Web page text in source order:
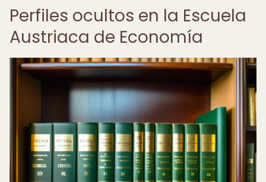
Perfiles ocultos en la Escuela
Austriaca de Economía